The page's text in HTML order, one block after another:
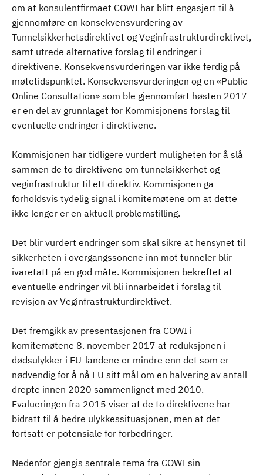
om at konsulentfirmaet COWI har blitt engasjert til å
gjennomføre en konsekvensvurdering av
Tunnelsikkerhetsdirektivet og Veginfrastrukturdirektivet,
samt utrede alternative forslag til endringer i
direktivene. Konsekvensvurderingen var ikke ferdig på
møtetidspunktet. Konsekvensvurderingen og en «Public
Online Consultation» som ble gjennomført høsten 2017
er en del av grunnlaget for Kommisjonens forslag til
eventuelle endringer i direktivene.
Kommisjonen har tidligere vurdert muligheten for å slå
sammen de to direktivene om tunnelsikkerhet og
veginfrastruktur til ett direktiv. Kommisjonen ga
forholdsvis tydelig signal i komitemøtene om at dette
ikke lenger er en aktuell problemstilling.
Det blir vurdert endringer som skal sikre at hensynet til
sikkerheten i overgangssonene inn mot tunneler blir
ivaretatt på en god måte. Kommisjonen bekreftet at
eventuelle endringer vil bli innarbeidet i forslag til
revisjon av Veginfrastrukturdirektivet.
Det fremgikk av presentasjonen fra COWI i
komitemøtene 8. november 2017 at reduksjonen i
dødsulykker i EU-landene er mindre enn det som er
nødvendig for å nå EU sitt mål om en halvering av antall
drepte innen 2020 sammenlignet med 2010.
Evalueringen fra 2015 viser at de to direktivene har
bidratt til å bedre ulykkessituasjonen, men at det
fortsatt er potensiale for forbedringer.
Nedenfor gjengis sentrale tema fra COWI sin